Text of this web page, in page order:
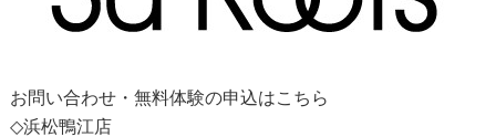
お問い合わせ・無料体験の申込はこちら
◇浜松鴨江店